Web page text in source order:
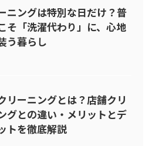
ニングは特別な日だけ？普
そ「洗濯代わり」に、心地
う暮らし
リーニングとは？店舗クリ
グとの違い・メリットとデ
トを徹底解説